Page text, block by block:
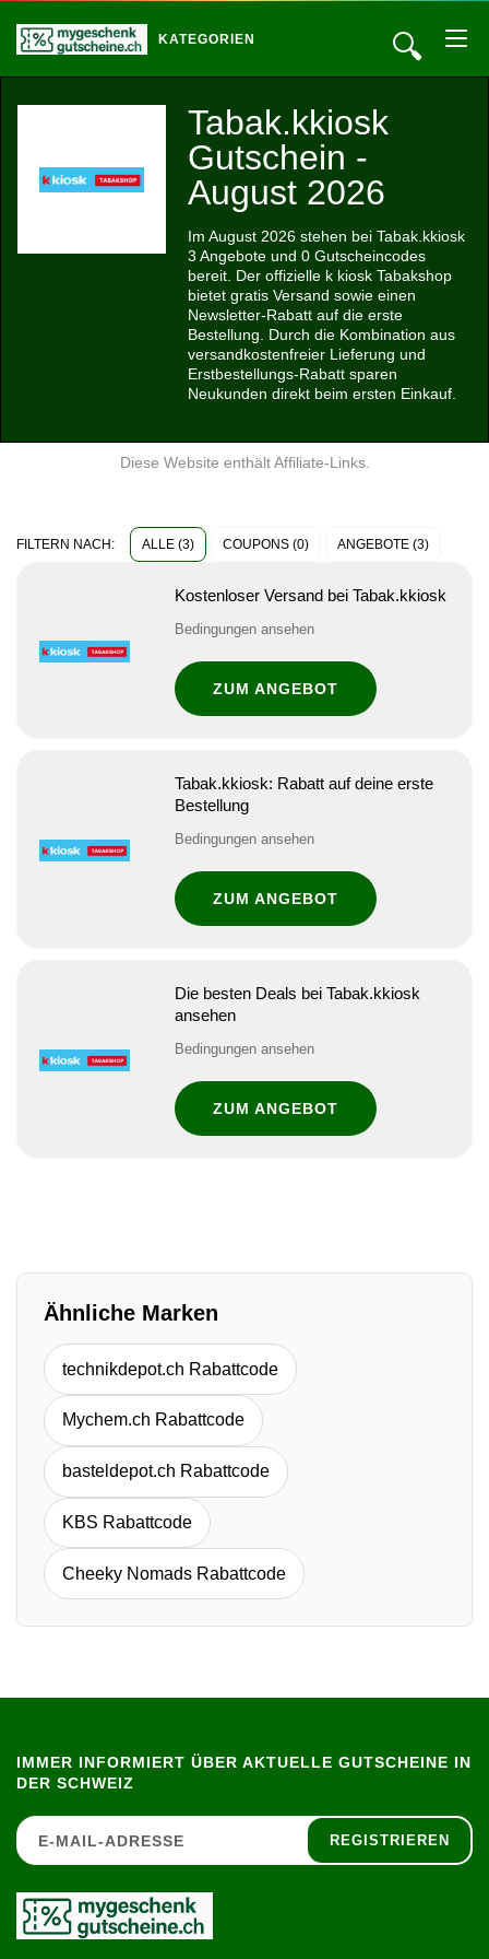
🔍
KATEGORIEN
Tabak.kkiosk
Gutschein -
August 2026
Im August 2026 stehen bei Tabak.kkiosk
3 Angebote und 0 Gutscheincodes
bereit. Der offizielle k kiosk Tabakshop
bietet gratis Versand sowie einen
Newsletter-Rabatt auf die erste
Bestellung. Durch die Kombination aus
versandkostenfreier Lieferung und
Erstbestellungs-Rabatt sparen
Neukunden direkt beim ersten Einkauf.
Diese Website enthält Affiliate-Links.
FILTERN NACH: ALLE (3) COUPONS (0) ANGEBOTE (3)
Kostenloser Versand bei Tabak.kkiosk
Bedingungen ansehen
ZUM ANGEBOT
Tabak.kkiosk: Rabatt auf deine erste
Bestellung
Bedingungen ansehen
ZUM ANGEBOT
Die besten Deals bei Tabak.kkiosk
ansehen
Bedingungen ansehen
ZUM ANGEBOT
Ähnliche Marken
technikdepot.ch Rabattcode
Mychem.ch Rabattcode
basteldepot.ch Rabattcode
KBS Rabattcode
Cheeky Nomads Rabattcode
IMMER INFORMIERT ÜBER AKTUELLE GUTSCHEINE IN
DER SCHWEIZ
REGISTRIEREN